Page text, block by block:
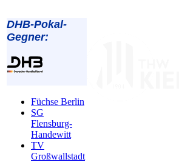
DHB-Pokal-
Gegner:
Füchse Berlin
SG
Flensburg-
Handewitt
TV
Großwallstadt